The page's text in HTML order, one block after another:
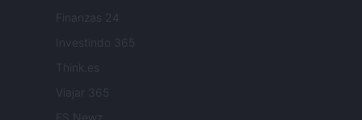
Finanzas 24
Investindo 365
Think.es
Viajar 365
ES Newz